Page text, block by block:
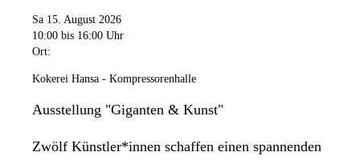
Sa 15. August 2026
10:00 bis 16:00 Uhr
Ort:
Kokerei Hansa - Kompressorenhalle
Ausstellung "Giganten & Kunst"
Zwölf Künstler*innen schaffen einen spannenden